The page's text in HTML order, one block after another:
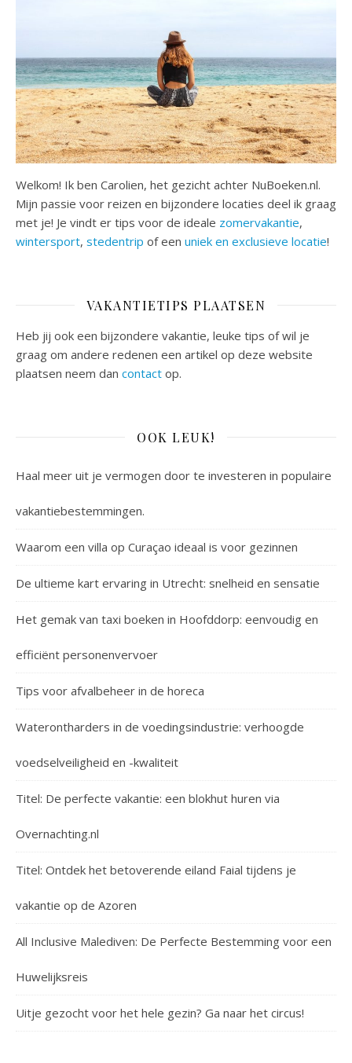
Welkom! Ik ben Carolien, het gezicht achter NuBoeken.nl.
Mijn passie voor reizen en bijzondere locaties deel ik graag
met je! Je vindt er tips voor de ideale zomervakantie,
wintersport, stedentrip of een uniek en exclusieve locatie!
VAKANTIETIPS PLAATSEN
Heb jij ook een bijzondere vakantie, leuke tips of wil je
graag om andere redenen een artikel op deze website
plaatsen neem dan contact op.
OOK LEUK!
Haal meer uit je vermogen door te investeren in populaire
vakantiebestemmingen.
Waarom een villa op Curaçao ideaal is voor gezinnen
De ultieme kart ervaring in Utrecht: snelheid en sensatie
Het gemak van taxi boeken in Hoofddorp: eenvoudig en
efficiënt personenvervoer
Tips voor afvalbeheer in de horeca
Waterontharders in de voedingsindustrie: verhoogde
voedselveiligheid en -kwaliteit
Titel: De perfecte vakantie: een blokhut huren via
Overnachting.nl
Titel: Ontdek het betoverende eiland Faial tijdens je
vakantie op de Azoren
All Inclusive Malediven: De Perfecte Bestemming voor een
Huwelijksreis
Uitje gezocht voor het hele gezin? Ga naar het circus!